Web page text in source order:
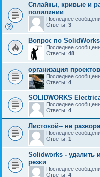
Сплайны, кривые и
полилинии
Последнее
Ответы: 3
Вопрос по SolidWorks
Последнее
Ответы: 48
организация
Последнее
Ответы: 4
SOLIDWORKS
Последнее
Ответы: 4
Листовой-- не
Последнее
Ответы: 1
Solidworks - удалить
резки
Последнее
Ответы: 4